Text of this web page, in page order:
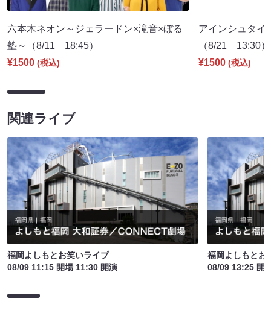
六本木ネオン～ジェラードン×滝音×ぼる
塾～（8/11 18:45）
¥1500 (税込)
アインシュタイ
（8/21 13:30）
¥1500 (税込)
関連ライブ
福岡よしもとお笑いライブ
08/09 11:15 開場 11:30 開演
福岡よしもとお
08/09 13:25 開